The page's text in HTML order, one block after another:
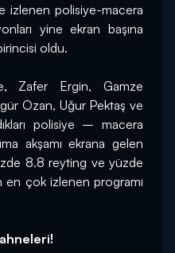
izlenen polisiye-macera
yine ekran başına
oldu.
Zafer Ergin, Gamze
Ozan, Uğur Pektaş ve
polisiye – macera
akşamı ekrana gelen
8.8 reyting ve yüzde
en çok izlenen programı